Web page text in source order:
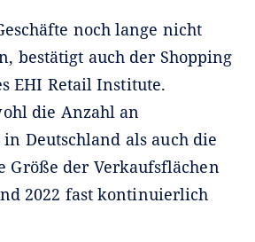
noch lange nicht
bestätigt auch der Shopping
EHI Retail Institute.
die Anzahl an
Deutschland als auch die
Größe der Verkaufsflächen
2022 fast kontinuierlich